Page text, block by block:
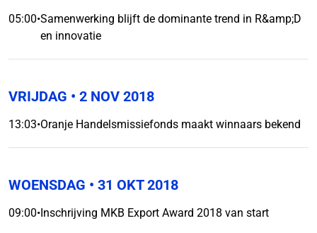
05:00•Samenwerking blijft de dominante trend in R&amp;D
en innovatie
VRIJDAG • 2 NOV 2018
13:03•Oranje Handelsmissiefonds maakt winnaars bekend
WOENSDAG • 31 OKT 2018
09:00•Inschrijving MKB Export Award 2018 van start